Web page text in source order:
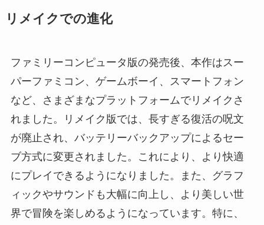
リメイクでの進化
ファミリーコンピュータ版の発売後、本作はスー
パーファミコン、ゲームボーイ、スマートフォン
など、さまざまなプラットフォームでリメイクさ
れました。リメイク版では、長すぎる復活の呪文
が廃止され、バッテリーバックアップによるセー
ブ方式に変更されました。これにより、より快適
にプレイできるようになりました。また、グラフ
ィックやサウンドも大幅に向上し、より美しい世
界で冒険を楽しめるようになっています。特に、